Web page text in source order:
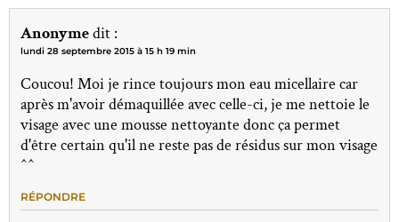
Anonymedit :
lundi 28 septembre 2015 à 15 h 19 min
Coucou! Moi je rince toujours mon eau micellaire car
après m'avoir démaquillée avec celle-ci, je me nettoie le
visage avec une mousse nettoyante donc ça permet
d'être certain qu'il ne reste pas de résidus sur mon visage
^^
RÉPONDRE